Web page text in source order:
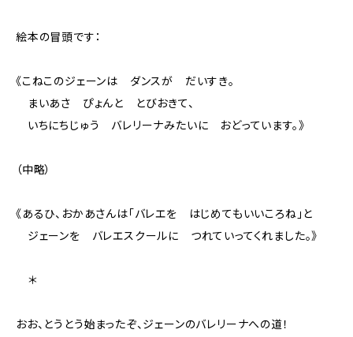
絵本の冒頭です：
《こねこのジェーンは ダンスが だいすき。
まいあさ ぴょんと とびおきて、
いちにちじゅう バレリーナみたいに おどっています。》
（中略）
《あるひ、おかあさんは「バレエを はじめてもいいころね」と
ジェーンを バレエスクールに つれていってくれました。》
＊
おお、とうとう始まったぞ、ジェーンのバレリーナへの道！